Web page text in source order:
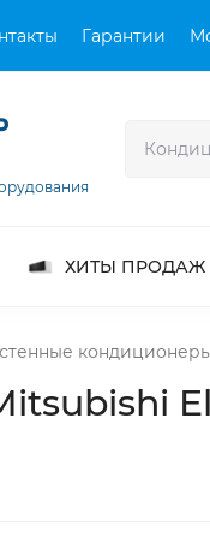
Гарантии
ХИТЫ ПРОДАЖ